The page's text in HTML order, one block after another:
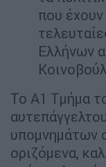
που
Ελλήνων
Το Α1 Τμήμα
υπομνημάτων
οριζόμενα,